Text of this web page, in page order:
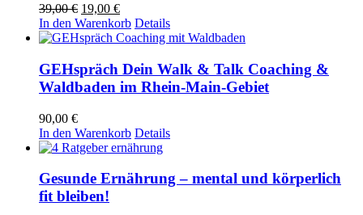
auf
der
gewählt
werden
39,00€ Ursprünglicher
Preis
war:
19,00 €Aktueller
Preis
ist:
In den Warenkorb Details
GEHspräch Dein Walk & Talk Coaching &
Waldbaden im Rhein-Main-Gebiet
90,00 €
In den Warenkorb Details
Gesunde Ernährung – mental und körperlich
fit bleiben!